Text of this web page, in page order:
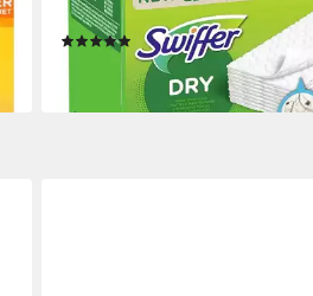
Reinigungstücher (Duftstofffrei)
(1)
lieferbar - in 2-3 Werktagen bei dir